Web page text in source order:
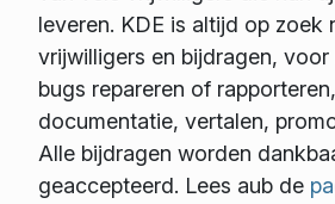
leveren. KDE is altijd op zoek
vrijwilligers en bijdragen,
bugs repareren of
documentatie, vertalen,
Alle bijdragen worden
geaccepteerd. Lees aub de